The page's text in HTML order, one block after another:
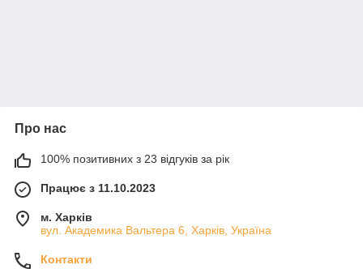
Про нас
100% позитивних з 23 відгуків за рік
Працює з 11.10.2023
м. Харків
вул. Академика Вальтера 6, Харків, Україна
Контакти